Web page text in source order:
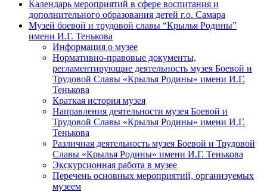
Календарь мероприятий в сфере воспитания и
дополнительного образования детей г.о. Самара
Музей боевой и трудовой славы “Крылья Родины”
имени И.Г. Тенькова
Информация о музее
Нормативно-правовые документы,
регламентирующие деятельность музея Боевой и
Трудовой Славы «Крылья Родины» имени И.Г.
Тенькова
Краткая история музея
Направления деятельности музея Боевой и
Трудовой Славы «Крылья Родины» имени И.Г.
Тенькова
Различная деятельность музея Боевой и Трудовой
Славы «Крылья Родины» имени И.Г. Тенькова
Экскурсионная работа в музее
Перечень основных мероприятий, организуемых
музеем